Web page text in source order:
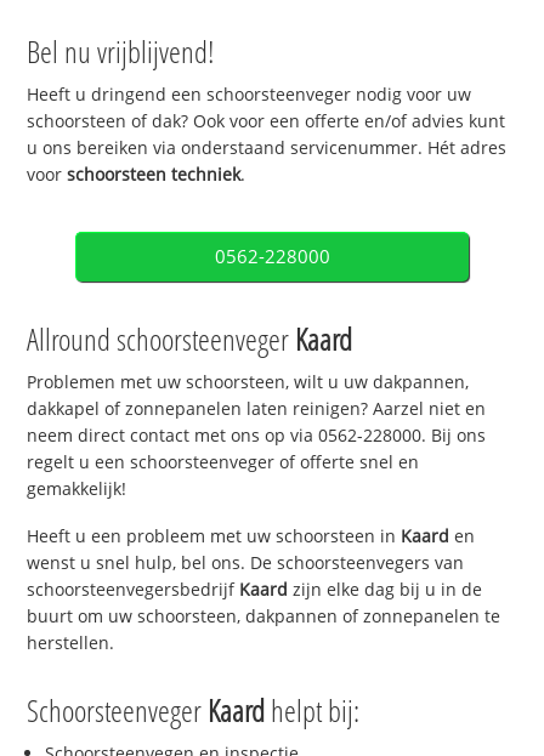
Bel nu vrijblijvend!
Heeft u dringend een schoorsteenveger nodig voor uw
schoorsteen of dak? Ook voor een offerte en/of advies kunt
u ons bereiken via onderstaand servicenummer. Hét adres
voorschoorsteen techniek.
0562-228000
Allround schoorsteenveger Kaard
Problemen met uw schoorsteen, wilt u uw dakpannen,
dakkapel of zonnepanelen laten reinigen? Aarzel niet en
neem direct contact met ons op via 0562-228000. Bij ons
regelt u een schoorsteenveger of offerte snel en
gemakkelijk!
Heeft u een probleem met uw schoorsteen in Kaard en
wenst u snel hulp, bel ons. De schoorsteenvegers van
schoorsteenvegersbedrijf Kaard zijn elke dag bij u in de
buurt om uw schoorsteen, dakpannen of zonnepanelen te
herstellen.
Schoorsteenveger Kaardhelpt bij: